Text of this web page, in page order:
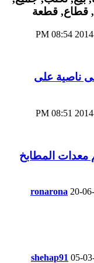
08:54 PM
ناصية على
08:51 PM
معدات المطابخ
ronarona 20-
shehap91 05-